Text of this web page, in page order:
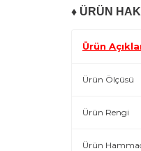
♦ ÜRÜN
Ürün
Ürün Ölçüsü
Ürün Rengi
Ürün